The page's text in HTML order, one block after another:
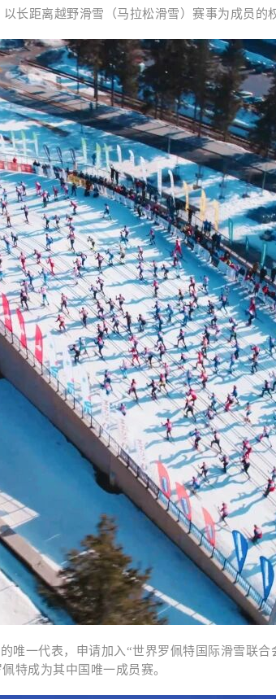
长距离越野滑雪 （马拉松滑雪）赛事为成员 的
唯一代表，申请加入“世界罗佩特国际滑雪联合
特成为其中国唯一成员赛。